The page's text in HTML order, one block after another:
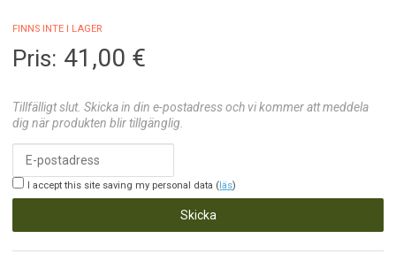
FINNS INTE I LAGER
Pris: 41,00 €
Tillfälligt slut. Skicka in din e-postadress och vi kommer att meddela
dig när produkten blir tillgänglig.
I accept this site saving my personal data ( läs)
Skicka